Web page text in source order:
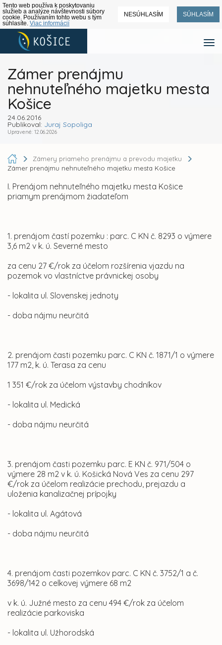
Tento web používa k poskytovaniu
služieb a analýze návštevnosti súbory
cookie. Používaním tohto webu s tým
súhlasíte. Viac informácií
NESÚHLASÍM SÚHLASÍM
Zámer prenájmu
nehnuteľného majetku mesta
Košice
24.06.2016
Publikoval: Juraj Sopoliga
Upravené: 12.06.2026
Zámery priameho prenájmu a prevodu majetku
Zámer prenájmu nehnuteľného majetku mesta Košice
I. Prenájom nehnuteľného majetku mesta Košice
priamym prenájmom žiadateľom
1. prenájom častí pozemku : parc. C KN č. 8293 o výmere
3,6 m2 v k. ú. Severné mesto
za cenu 27 €/rok za účelom rozšírenia vjazdu na
pozemok vo vlastníctve právnickej osoby
- lokalita ul. Slovenskej jednoty
- doba nájmu neurčitá
2. prenájom časti pozemku parc. C KN č. 1871/1 o výmere
177 m2, k. ú. Terasa za cenu
1 351 €/rok za účelom výstavby chodníkov
- lokalita ul. Medická
- doba nájmu neurčitá
3. prenájom časti pozemku parc. E KN č. 971/504 o
výmere 28 m2 v k. ú. Košická Nová Ves za cenu 297
€/rok za účelom realizácie prechodu, prejazdu a
uloženia kanalizačnej prípojky
- lokalita ul. Agátová
- doba nájmu neurčitá
4. prenájom časti pozemkov parc. C KN č. 3752/1 a č.
3698/142 o celkovej výmere 68 m2
v k. ú. Južné mesto za cenu 494 €/rok za účelom
realizácie parkoviska
- lokalita ul. Užhorodská